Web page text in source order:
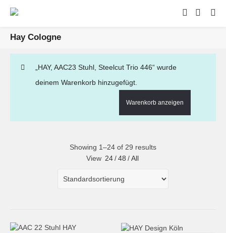
Hay Cologne
„HAY, AAC23 Stuhl, Steelcut Trio 446“ wurde
deinem Warenkorb hinzugefügt.
Warenkorb anzeigen
Showing 1–24 of 29 results
View 24 / 48 / All